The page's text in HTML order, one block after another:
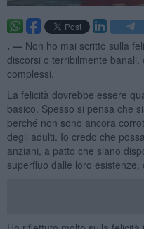
. — Non ho mai scritto sulla
discorsi o terribilmente
complessi.
La felicità dovrebbe essere
basico. Spesso si pensa che
perché non sono ancora
degli adulti. Io credo che
anziani, a patto che siano
superfluo dalle loro esistenze,